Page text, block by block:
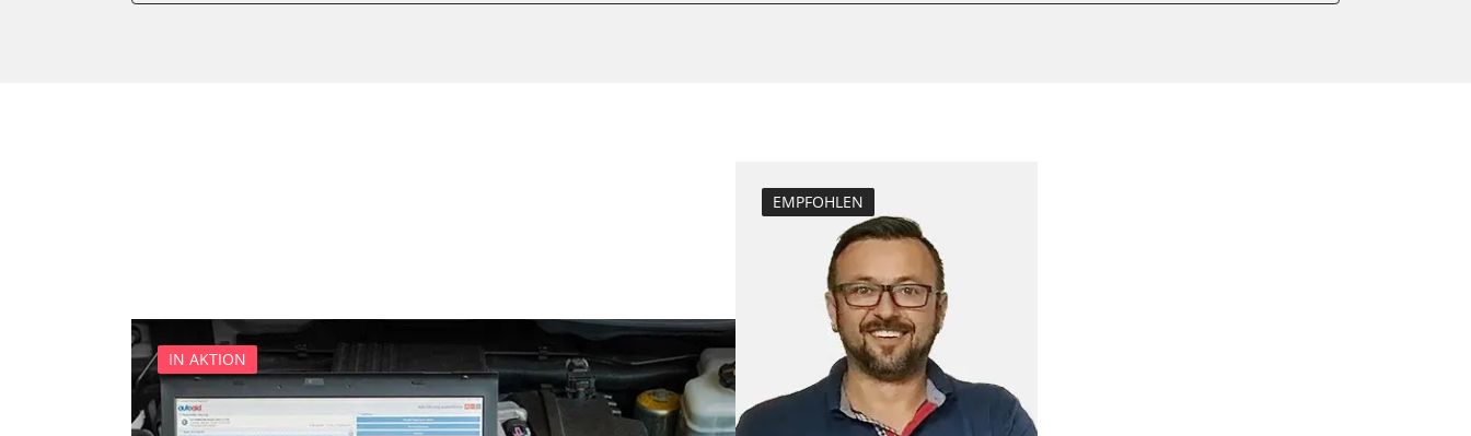
Hochdruckpumpe Initialisierung
Injektor Adaptionswerte zurücksetzen
Injektoren einstellen
Lamdasonde anlernen
Längsbeschleunigungssensor Nullpunkt-
Kalibrierung
Parkbremse in Montageposition fahren
Reset nach Kupplungswechsel
IN AKTION
EMPFOHLEN